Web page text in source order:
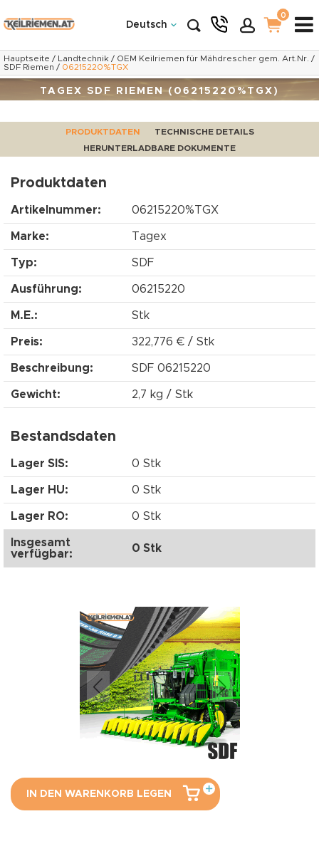
Deutsch
0
Hauptseite / Landtechnik / OEM Keilriemen für Mähdrescher gem. Art.Nr. /
SDF Riemen / 06215220%TGX
TAGEX SDF RIEMEN (06215220%TGX)
PRODUKTDATEN
TECHNISCHE DETAILS
HERUNTERLADBARE DOKUMENTE
Produktdaten
Artikelnummer: 06215220%TGX
Marke: Tagex
Typ: SDF
Ausführung: 06215220
M.E.: Stk
Preis: 322,776 € / Stk
Beschreibung: SDF 06215220
Gewicht: 2,7 kg / Stk
Bestandsdaten
Lager SIS: 0 Stk
Lager HU: 0 Stk
Lager RO: 0 Stk
Insgesamt
verfügbar:
0 Stk
IN DEN WARENKORB LEGEN